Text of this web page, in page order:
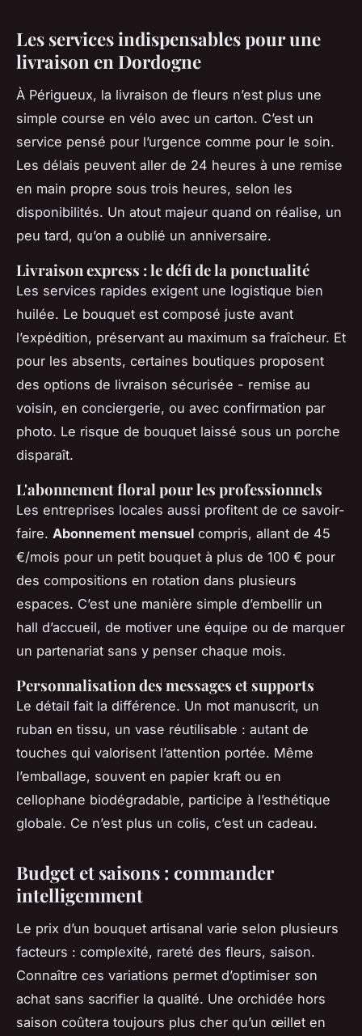
Les services indispensables pour une
livraison en Dordogne
À Périgueux, la livraison de fleurs n’est plus une
simple course en vélo avec un carton. C’est un
service pensé pour l’urgence comme pour le soin.
Les délais peuvent aller de 24 heures à une remise
en main propre sous trois heures, selon les
disponibilités. Un atout majeur quand on réalise, un
peu tard, qu’on a oublié un anniversaire.
Livraison express : le défi de la ponctualité
Les services rapides exigent une logistique bien
huilée. Le bouquet est composé juste avant
l’expédition, préservant au maximum sa fraîcheur. Et
pour les absents, certaines boutiques proposent
des options de livraison sécurisée - remise au
voisin, en conciergerie, ou avec confirmation par
photo. Le risque de bouquet laissé sous un porche
disparaît.
L'abonnement floral pour les professionnels
Les entreprises locales aussi profitent de ce savoir-
faire. Abonnement mensuel compris, allant de 45
€/mois pour un petit bouquet à plus de 100 € pour
des compositions en rotation dans plusieurs
espaces. C’est une manière simple d’embellir un
hall d’accueil, de motiver une équipe ou de marquer
un partenariat sans y penser chaque mois.
Personnalisation des messages et supports
Le détail fait la différence. Un mot manuscrit, un
ruban en tissu, un vase réutilisable : autant de
touches qui valorisent l’attention portée. Même
l’emballage, souvent en papier kraft ou en
cellophane biodégradable, participe à l’esthétique
globale. Ce n’est plus un colis, c’est un cadeau.
Budget et saisons : commander
intelligemment
Le prix d’un bouquet artisanal varie selon plusieurs
facteurs : complexité, rareté des fleurs, saison.
Connaître ces variations permet d’optimiser son
achat sans sacrifier la qualité. Une orchidée hors
saison coûtera toujours plus cher qu’un œillet en